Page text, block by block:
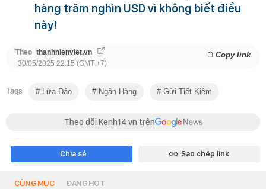
hàng trăm nghìn USD vì không biết điều
này!
Theo thanhnienviet.vn Copy link
30/05/2025 22:15 (GMT +7)
Tags Lừa Đảo Ngân Hàng Gửi Tiết Kiệm
Theo dõi Kenh14.vn trên
Chia sẻ Sao chép link
CÙNG MỤC ĐANG HOT